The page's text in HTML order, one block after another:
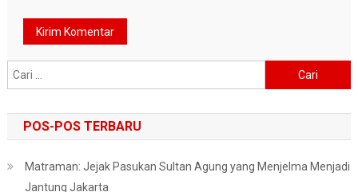
untuk:
POS-POS TERBARU
Matraman: Jejak Pasukan Sultan Agung yang Menjelma Menjadi
Jantung Jakarta